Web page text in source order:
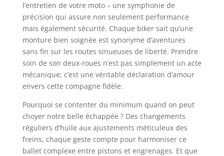
l’entretien de votre moto – une symphonie de
précision qui assure non seulement performance
mais également sécurité. Chaque biker sait qu’une
monture bien soignée est synonyme d’aventures
sans fin sur les routes sinueuses de liberté. Prendre
soin de son deux-roues n’est pas simplement un acte
mécanique; c’est une véritable déclaration d’amour
envers cette compagne fidèle.
Pourquoi se contenter du minimum quand on peut
choyer notre belle échappée ? Des changements
réguliers d’huile aux ajustements méticuleux des
freins, chaque geste compte pour harmoniser ce
ballet complexe entre pistons et engrenages. Et que